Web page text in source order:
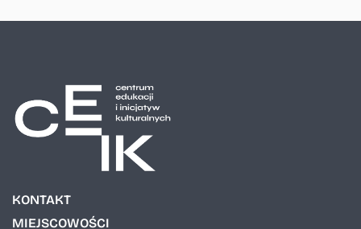
KONTAKT
MIEJSCOWOŚCI